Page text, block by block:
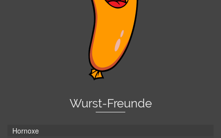
Wurst-Freunde
Hornoxe